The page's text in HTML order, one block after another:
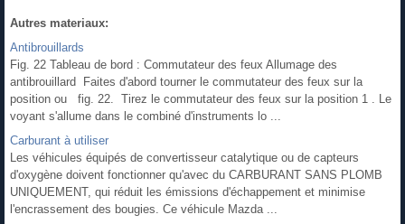
Autres materiaux:
Antibrouillards
Fig. 22 Tableau de bord : Commutateur des feux Allumage des
antibrouillard Faites d'abord tourner le commutateur des feux sur la
position ou fig. 22. Tirez le commutateur des feux sur la position 1 . Le
voyant s'allume dans le combiné d'instruments lo ...
Carburant à utiliser
Les véhicules équipés de convertisseur catalytique ou de capteurs
d'oxygène doivent fonctionner qu'avec du CARBURANT SANS PLOMB
UNIQUEMENT, qui réduit les émissions d'échappement et minimise
l'encrassement des bougies. Ce véhicule Mazda ...